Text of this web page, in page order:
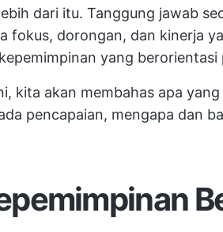
dari itu. Tanggung jawab
fokus, dorongan, dan kinerja
yang berorientasi
kita akan membahas apa
pencapaian, mengapa dan